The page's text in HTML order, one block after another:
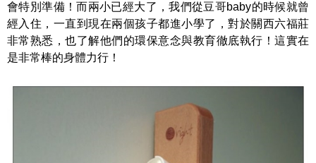
會特別準備！而兩小已經大了，我們從豆哥baby的時候就曾
經入住，一直到現在兩個孩子都進小學了，對於關西六福莊
非常熟悉，也了解他們的環保意念與教育徹底執行！這實在
是非常棒的身體力行！